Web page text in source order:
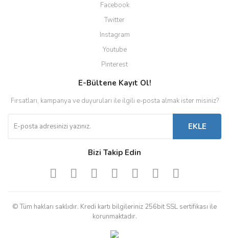
Facebook
Twitter
Instagram
Youtube
Pinterest
E-Bültene Kayıt Ol!
Fırsatları, kampanya ve duyuruları ile ilgili e-posta almak ister misiniz?
EKLE
Bizi Takip Edin
© Tüm hakları saklıdır. Kredi kartı bilgileriniz 256bit SSL sertifikası ile
korunmaktadır.